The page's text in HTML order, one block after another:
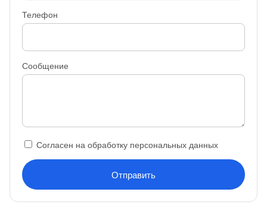
Телефон
Сообщение
Согласен на обработку персональных данных
Отправить